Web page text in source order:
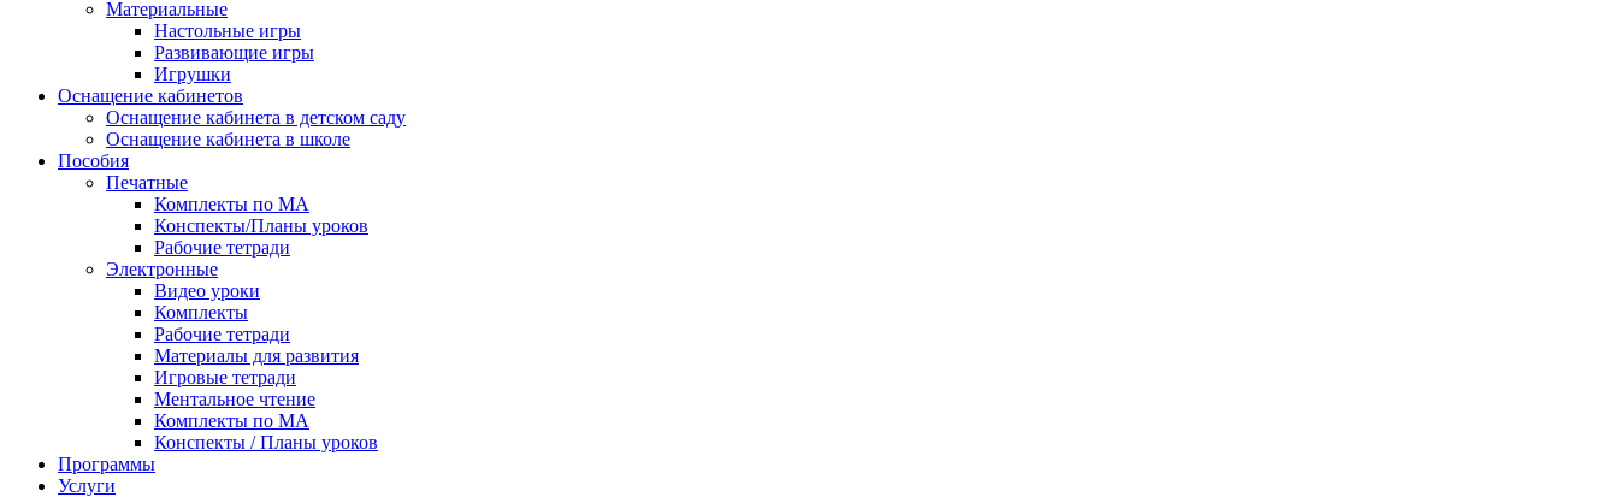
Материальные
Настольные игры
Развивающие игры
Игрушки
Оснащение кабинетов
Оснащение кабинета в детском саду
Оснащение кабинета в школе
Пособия
Печатные
Комплекты по МА
Конспекты/Планы уроков
Рабочие тетради
Электронные
Видео уроки
Комплекты
Рабочие тетради
Материалы для развития
Игровые тетради
Ментальное чтение
Комплекты по МА
Конспекты / Планы уроков
Программы
Услуги